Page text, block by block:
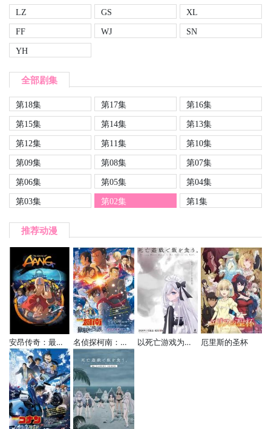
LZ
GS
XL
FF
WJ
SN
YH
全部剧集
第18集 第17集
第16集
第15集
第14集
第13集
第12集
第11集
第10集
第09集
第08集
第07集
第06集
第05集
第04集
第03集
第02集 第1集
推荐动漫
安昂传奇：最后的气宗 名侦探柯南：独眼的残像 以死亡游戏为生。 厄里斯的圣杯